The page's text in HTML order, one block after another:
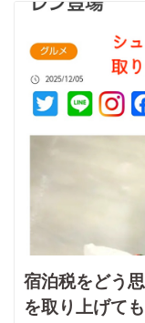
宿泊税をどう
を取り上げて